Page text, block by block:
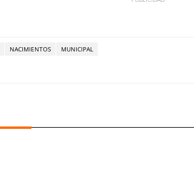
NACIMIENTOS MUNICIPAL